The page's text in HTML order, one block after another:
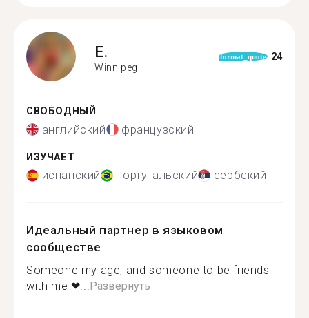
E.
Winnipeg
format_quote 24
СВОБОДНЫЙ
английский французский
ИЗУЧАЕТ
испанский португальский сербский
Идеальный партнер в языковом
сообществе
Someone my age, and someone to be friends
with me ❤...Развернуть